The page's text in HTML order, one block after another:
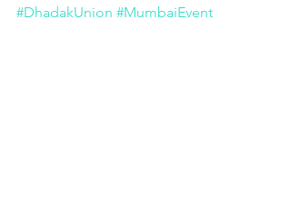
#DhadakUnion #MumbaiEvent